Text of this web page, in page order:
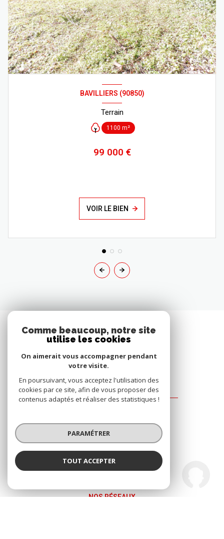
Agence Immo Reecht
BAVILLIERS (90850)
Terrain
1100 m²
99 000 €
VOIR LE BIEN
Agence Immo Reecht
90000Belfort
03 84 21 78 91
eric@immoreecht.com
NOS RÉSEAUX
Comme beaucoup, notre site
utilise les cookies
On aimerait vous accompagner pendant
votre visite.
En poursuivant, vous acceptez l'utilisation des
cookies par ce site, afin de vous proposer des
contenus adaptés et réaliser des statistiques !
PARAMÉTRER
TOUT ACCEPTER